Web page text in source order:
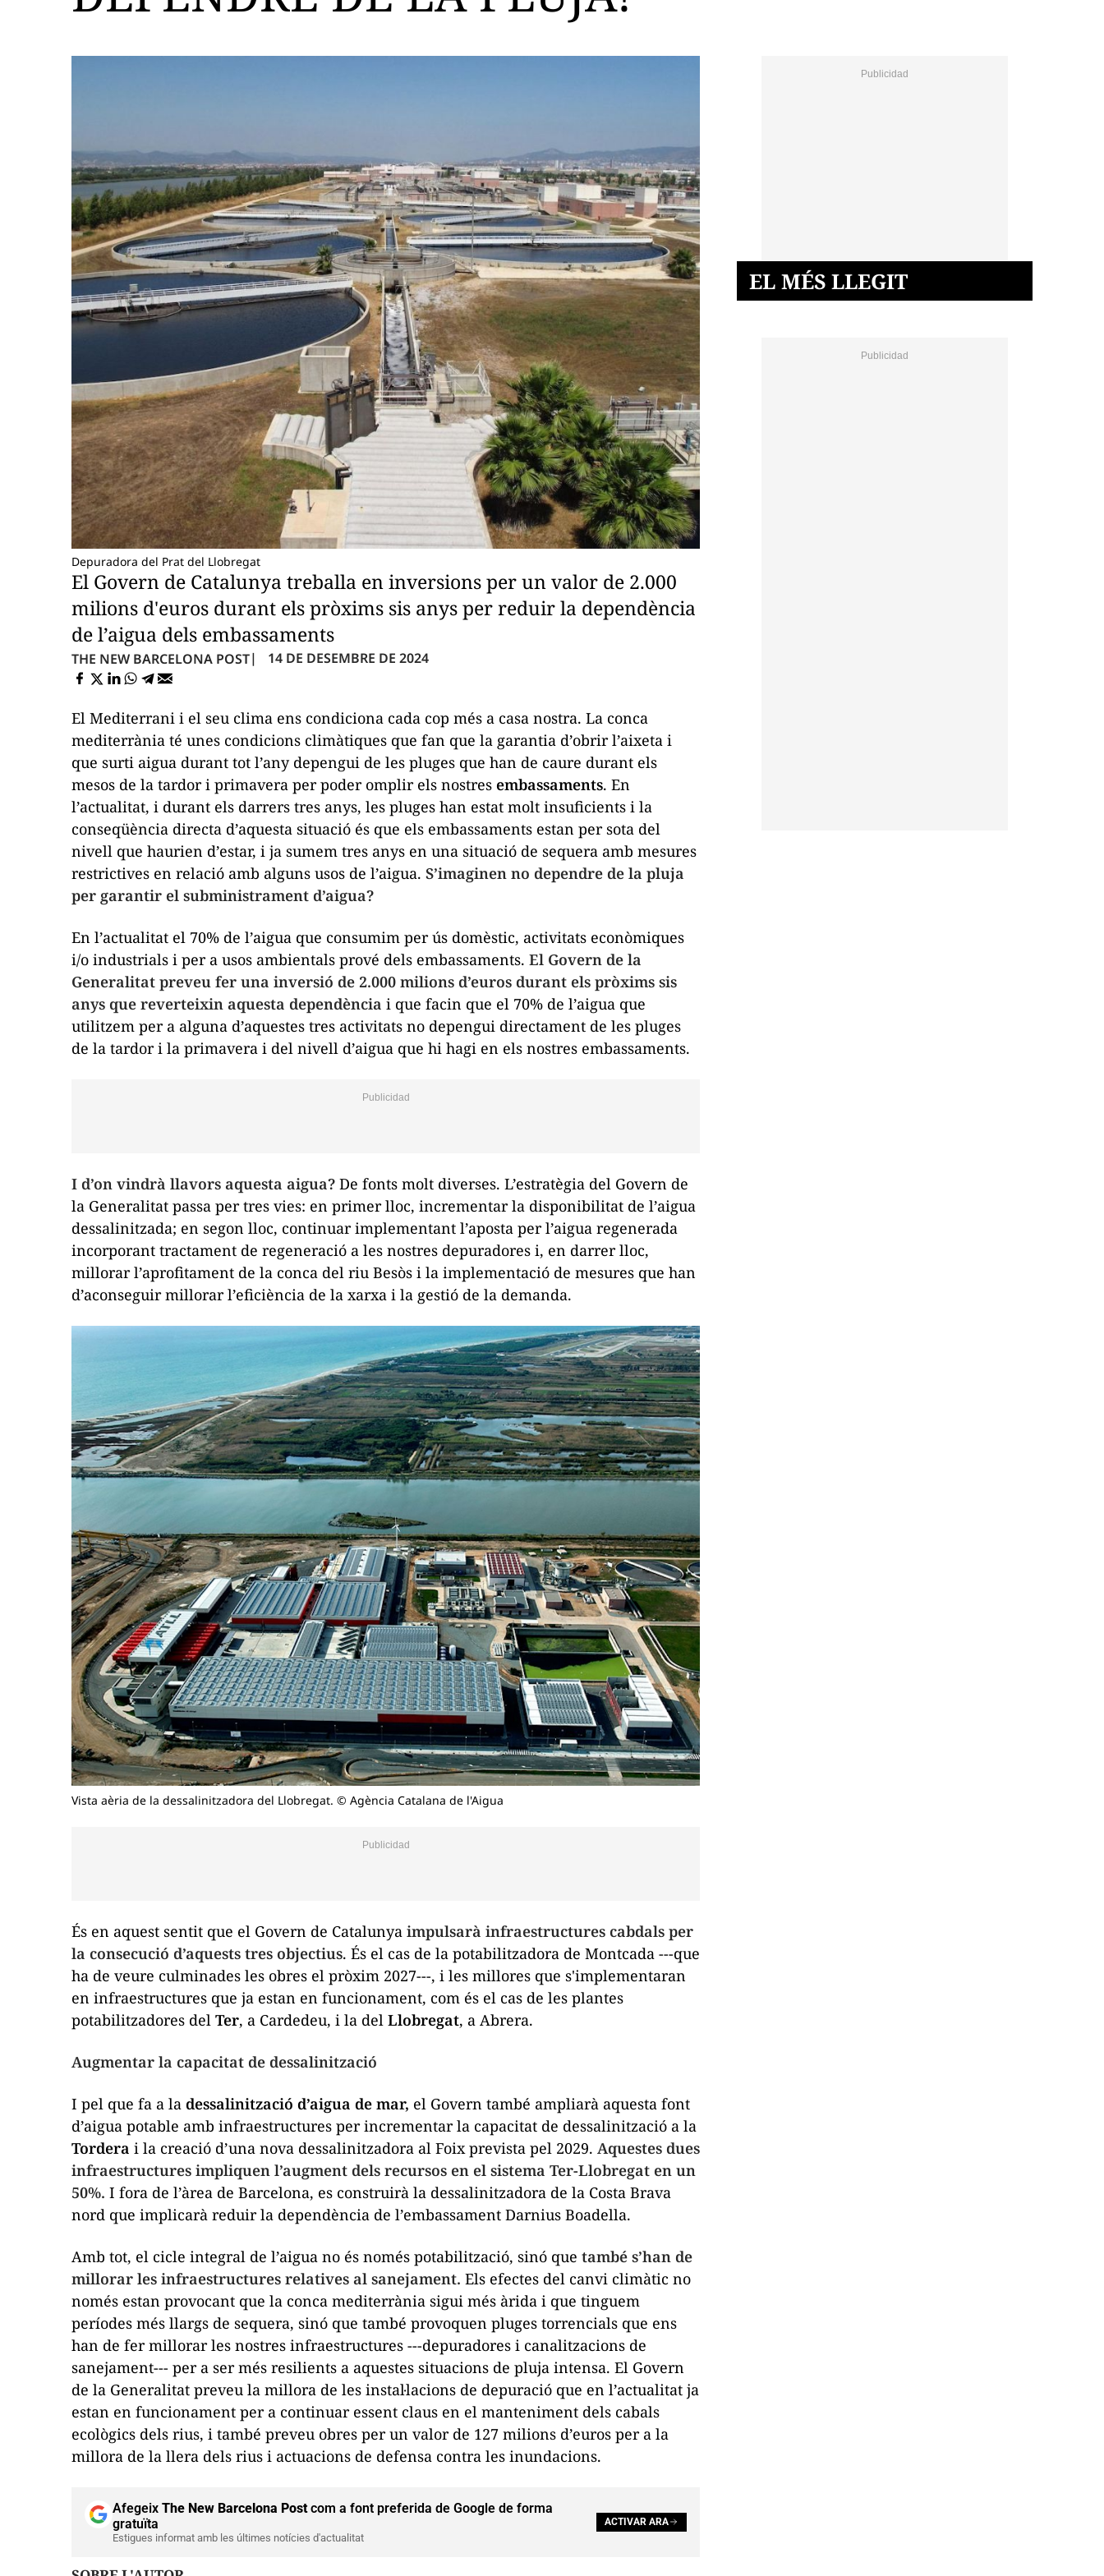
Depuradora del Prat del Llobregat
El Govern de Catalunya treballa en inversions per un valor de 2.000
milions d'euros durant els pròxims sis anys per reduir la dependència
de l’aigua dels embassaments
THE NEW BARCELONA POST 14 DE DESEMBRE DE 2024
El Mediterrani i el seu clima ens condiciona cada cop més a casa nostra. La conca
mediterrània té unes condicions climàtiques que fan que la garantia d’obrir l’aixeta i
que surti aigua durant tot l’any depengui de les pluges que han de caure durant els
mesos de la tardor i primavera per poder omplir els nostres embassaments. En
l’actualitat, i durant els darrers tres anys, les pluges han estat molt insuficients i la
conseqüència directa d’aquesta situació és que els embassaments estan per sota del
nivell que haurien d’estar, i ja sumem tres anys en una situació de sequera amb mesures
restrictives en relació amb alguns usos de l’aigua. S’imaginen no dependre de la pluja
per garantir el subministrament d’aigua?
En l’actualitat el 70% de l’aigua que consumim per ús domèstic, activitats econòmiques
i/o industrials i per a usos ambientals prové dels embassaments. El Govern de la
Generalitat preveu fer una inversió de 2.000 milions d’euros durant els pròxims sis
anys que reverteixin aquesta dependència i que facin que el 70% de l’aigua que
utilitzem per a alguna d’aquestes tres activitats no depengui directament de les pluges
de la tardor i la primavera i del nivell d’aigua que hi hagi en els nostres embassaments.
I d’on vindrà llavors aquesta aigua? De fonts molt diverses. L’estratègia del Govern de
la Generalitat passa per tres vies: en primer lloc, incrementar la disponibilitat de l’aigua
dessalinitzada; en segon lloc, continuar implementant l’aposta per l’aigua regenerada
incorporant tractament de regeneració a les nostres depuradores i, en darrer lloc,
millorar l’aprofitament de la conca del riu Besòs i la implementació de mesures que han
d’aconseguir millorar l’eficiència de la xarxa i la gestió de la demanda.
Vista aèria de la dessalinitzadora del Llobregat. © Agència Catalana de l'Aigua
És en aquest sentit que el Govern de Catalunya impulsarà infraestructures cabdals per
la consecució d’aquests tres objectius. És el cas de la potabilitzadora de Montcada ---que
ha de veure culminades les obres el pròxim 2027---, i les millores que s'implementaran
en infraestructures que ja estan en funcionament, com és el cas de les plantes
potabilitzadores del Ter, a Cardedeu, i la del Llobregat, a Abrera.
Augmentar la capacitat de dessalinització
I pel que fa a la dessalinització d’aigua de mar, el Govern també ampliarà aquesta font
d’aigua potable amb infraestructures per incrementar la capacitat de dessalinització a la
Tordera i la creació d’una nova dessalinitzadora al Foix prevista pel 2029. Aquestes dues
infraestructures impliquen l’augment dels recursos en el sistema Ter-Llobregat en un
50%. I fora de l’àrea de Barcelona, es construirà la dessalinitzadora de la Costa Brava
nord que implicarà reduir la dependència de l’embassament Darnius Boadella.
Amb tot, el cicle integral de l’aigua no és només potabilització, sinó que també s’han de
millorar les infraestructures relatives al sanejament. Els efectes del canvi climàtic no
només estan provocant que la conca mediterrània sigui més àrida i que tinguem
períodes més llargs de sequera, sinó que també provoquen pluges torrencials que ens
han de fer millorar les nostres infraestructures ---depuradores i canalitzacions de
sanejament--- per a ser més resilients a aquestes situacions de pluja intensa. El Govern
de la Generalitat preveu la millora de les instal·lacions de depuració que en l’actualitat ja
estan en funcionament per a continuar essent claus en el manteniment dels cabals
ecològics dels rius, i també preveu obres per un valor de 127 milions d’euros per a la
millora de la llera dels rius i actuacions de defensa contra les inundacions.
Afegeix The New Barcelona Postcom a font preferida de Google de forma
gratuïta
Estigues informat amb les últimes notícies d'actualitat
ACTIVAR ARA
EL MÉS LLEGIT